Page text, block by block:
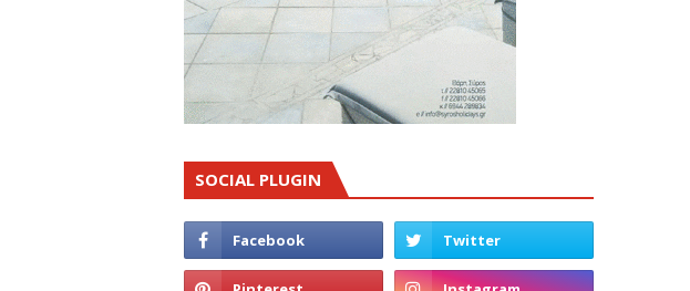
SOCIAL PLUGIN